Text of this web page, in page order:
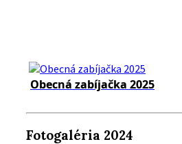
Obecná zabíjačka 2025
Fotogaléria 2024